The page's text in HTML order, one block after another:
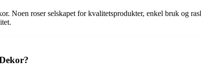
Noen roser selskapet for kvalitetsprodukter, enkel bruk og